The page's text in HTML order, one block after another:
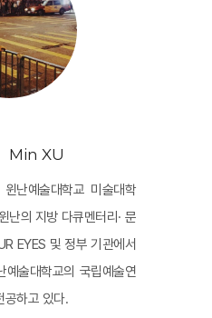
Min XU
난예술대학교 미술대학
난의 지방 다큐멘터리· 문
EYES 및 정부 기관에서
예술대학교의 국립예술연
공하고 있다.